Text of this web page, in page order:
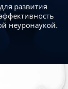
развития
неуронаукой.